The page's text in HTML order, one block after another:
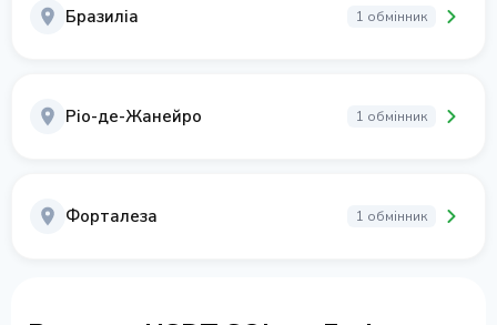
Бразиліа 1 обмінник
Ріо-де-Жанейро 1 обмінник
Форталеза 1 обмінник